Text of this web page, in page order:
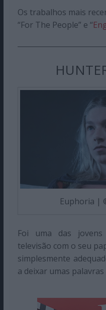
Os trabalhos mais
“For The People” e “
Euphoria |
Foi uma das
televisão com o seu
simplesmente
a deixar umas